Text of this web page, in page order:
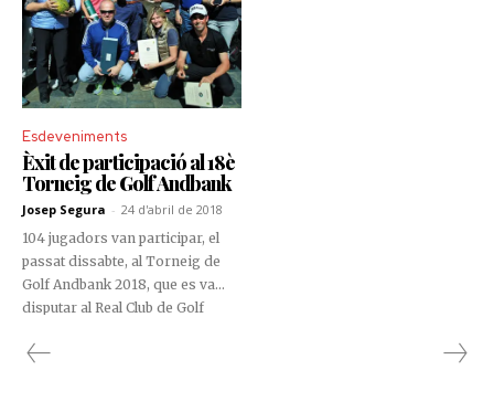
Esdeveniments
Èxit de participació al 18è
Torneig de Golf Andbank
Josep Segura - 24 d'abril de 2018
104 jugadors van participar, el
passat dissabte, al Torneig de
Golf Andbank 2018, que es va
disputar al Real Club de Golf